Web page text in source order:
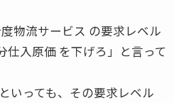
物流サービス の要求レベル
仕入原価 を下げろ」と言って
いっても、その要求レベル